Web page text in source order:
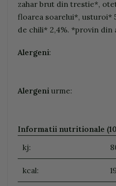
zahar brut din trestie*,
floarea soarelui*, usturoi*
de chili* 2,4%. *provin
Alergeni:
Alergeni urme:
Informatii nutritionale
kj:
kcal: